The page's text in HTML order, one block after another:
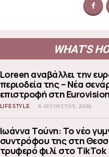
WHAT'S
Loreen αναβάλλει την
περιοδεία της – Νέα
επιστροφή στη Eurovision
LIFESTYLE 6 ΑΥΓΟΎΣΤΟΥ, 2026
Ιωάννα Τούνη: Το νέο
συντρόφου της στη
τρυφερό φιλί στο TikTok